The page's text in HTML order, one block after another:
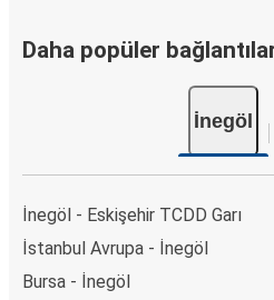
Daha popüler
İnegöl
İnegöl - Eskişehir TCDD Garı
İstanbul Avrupa - İnegöl
Bursa - İnegöl